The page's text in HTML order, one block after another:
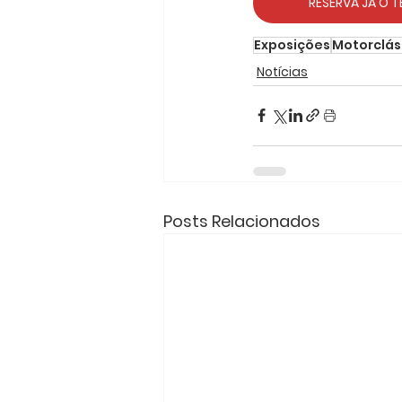
Exposições
Notícias
Posts Relacionados